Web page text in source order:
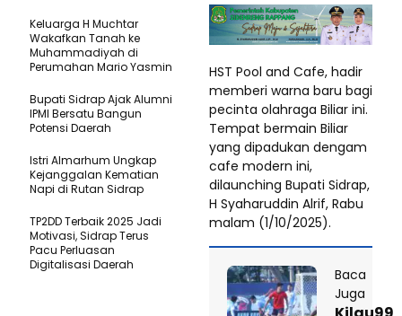
HST Pool and Cafe, hadir
memberi warna baru bagi
pecinta olahraga Biliar ini.
Tempat bermain Biliar
yang dipadukan dengam
cafe modern ini,
dilaunching Bupati Sidrap,
H Syaharuddin Alrif, Rabu
malam (1/10/2025).
Baca
Juga
Keluarga H Muchtar
Wakafkan Tanah ke
Muhammadiyah di
Perumahan Mario Yasmin
Bupati Sidrap Ajak Alumni
IPMI Bersatu Bangun
Potensi Daerah
Istri Almarhum Ungkap
Kejanggalan Kematian
Napi di Rutan Sidrap
TP2DD Terbaik 2025 Jadi
Motivasi, Sidrap Terus
Pacu Perluasan
Digitalisasi Daerah